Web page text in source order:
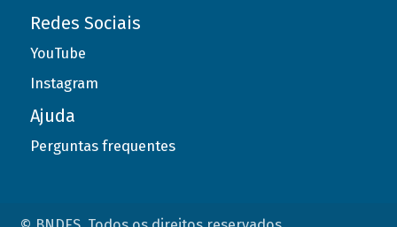
Redes Sociais
YouTube
Instagram
Ajuda
Perguntas frequentes